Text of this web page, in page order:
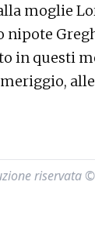
moglie
nipote
in questi
alle
riservata